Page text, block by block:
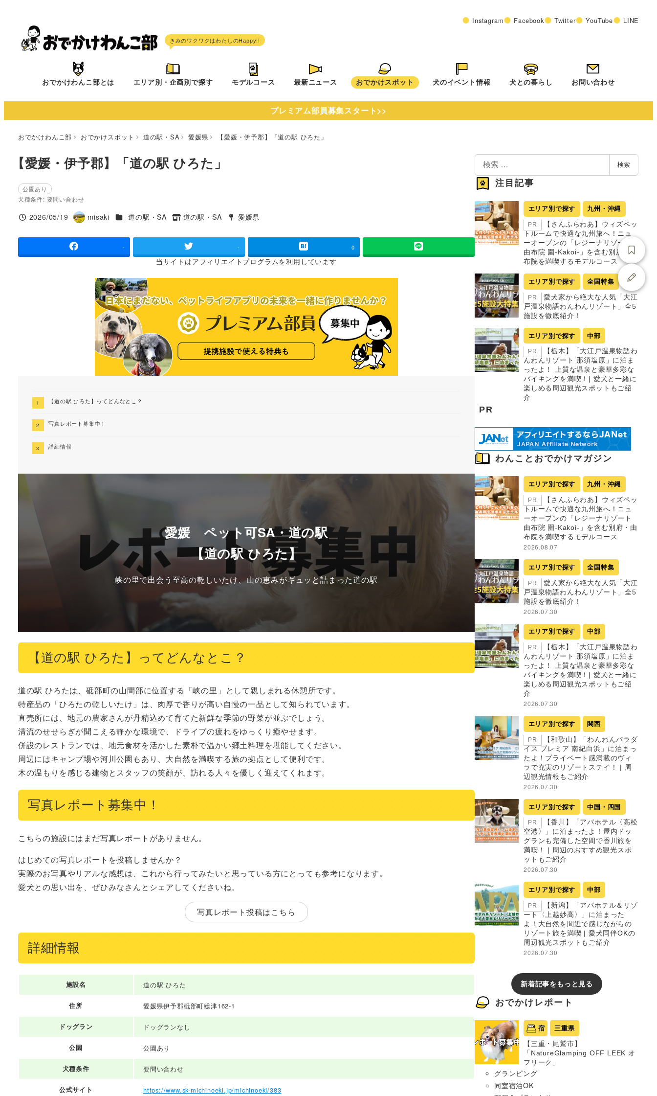
へ
Instagram Facebook Twitter YouTube LINE
おでかけわんこ部とは エリア別・企画別で探す モデルコース 最新ニュース おでかけスポット 犬のイベント情報 犬との暮らし お問い合わせ
プレミアム部員募集スタート>>
おでかけわんこ部 おでかけスポット 道の駅・SA 愛媛県 【愛媛・伊予郡】「道の駅 ひろた」
【愛媛・伊予郡】「道の駅 ひろた」
公園あり
犬種条件: 要問い合わせ
投稿日
2026/05/19
著
misaki 施設ジャンル
道の駅・SA
タグ
道の駅・SA
タグ
愛媛県
- - 0
当サイトはアフィリエイトプログラムを利用しています
【道の駅 ひろた】ってどんなとこ？
写真レポート募集中！
詳細情報
愛媛 ペット可SA・道の駅
【道の駅 ひろた】
峡の里で出会う至高の乾しいたけ、山の恵みがギュッと詰まった道の駅
【道の駅 ひろた】ってどんなとこ？
道の駅 ひろたは、砥部町の山間部に位置する「峡の里」として親しまれる休憩所です。
特産品の「ひろたの乾しいたけ」は、肉厚で香りが高い自慢の一品として知られています。
直売所には、地元の農家さんが丹精込めて育てた新鮮な季節の野菜が並ぶでしょう。
清流のせせらぎが聞こえる静かな環境で、ドライブの疲れをゆっくり癒やせます。
併設のレストランでは、地元食材を活かした素朴で温かい郷土料理を堪能してください。
周辺にはキャンプ場や河川公園もあり、大自然を満喫する旅の拠点として便利です。
木の温もりを感じる建物とスタッフの笑顔が、訪れる人々を優しく迎えてくれます。
写真レポート募集中！
こちらの施設にはまだ写真レポートがありません。
はじめての写真レポートを投稿しませんか？
実際のお写真やリアルな感想は、これから行ってみたいと思っている方にとっても参考になります。
愛犬との思い出を、ぜひみなさんとシェアしてくださいね。
写真レポート投稿はこちら
詳細情報
施設名 道の駅 ひろた
住所 愛媛県伊予郡砥部町総津162-1
ドッグラン ドッグランなし
公園 公園あり
犬種条件 要問い合わせ
公式サイト https://www.sk-michinoeki.jp/michinoeki/383
検
索
検索
注目記事
エリア別で探す 九州・沖縄
PR
【さんふらわあ】ウィズペッ
トルームで快適な九州旅へ！ニュ
ーオープンの「レジーナリゾート
由布院 圍-Kakoi-」を含む別府・由
布院を満喫するモデルコース
エリア別で探す 全国特集
PR
愛犬家から絶大な人気「大江
戸温泉物語わんわんリゾート」全5
施設を徹底紹介！
エリア別で探す 中部
PR
【栃木】「大江戸温泉物語わ
んわんリゾート 那須塩原」に泊ま
ったよ！ 上質な温泉と豪華多彩な
バイキングを満喫！| 愛犬と一緒に
楽しめる周辺観光スポットもご紹
介
PR
わんことおでかけマガジン
エリア別で探す 九州・沖縄
PR
【さんふらわあ】ウィズペッ
トルームで快適な九州旅へ！ニュ
ーオープンの「レジーナリゾート
由布院 圍-Kakoi-」を含む別府・由
布院を満喫するモデルコース
2026.08.07
エリア別で探す 全国特集
PR
愛犬家から絶大な人気「大江
戸温泉物語わんわんリゾート」全5
施設を徹底紹介！
2026.07.30
エリア別で探す 中部
PR
【栃木】「大江戸温泉物語わ
んわんリゾート 那須塩原」に泊ま
ったよ！ 上質な温泉と豪華多彩な
バイキングを満喫！| 愛犬と一緒に
楽しめる周辺観光スポットもご紹
介
2026.07.30
エリア別で探す 関西
PR
【和歌山】「わんわんパラダ
イス プレミア 南紀白浜」に泊まっ
たよ！プライベート感満載のヴィ
ラで充実のリゾートステイ！ | 周
辺観光情報もご紹介
2026.07.30
エリア別で探す 中国・四国
PR
【香川】「アパホテル〈高松
空港〉」に泊まったよ！屋内ドッ
グランも完備した空間で香川旅を
満喫！ | 周辺のおすすめ観光スポ
ットもご紹介
2026.07.30
エリア別で探す 中部
PR
【新潟】「アパホテル＆リゾ
ート〈上越妙高〉」に泊まった
よ！大自然を間近で感じながらの
リゾート旅を満喫 | 愛犬同伴OKの
周辺観光スポットもご紹介
2026.07.30
新着記事をもっと見る
おでかけレポート
宿 三重県
【三重・尾鷲市】
「NatureGlamping OFF LEEK オ
フリーク」
グランピング
同室宿泊OK